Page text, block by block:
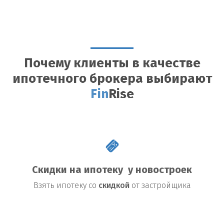
Почему клиенты в качестве
ипотечного брокера выбирают
Fin Rise
Скидки на ипотеку у новостроек
Взять ипотеку со скидкой от застройщика